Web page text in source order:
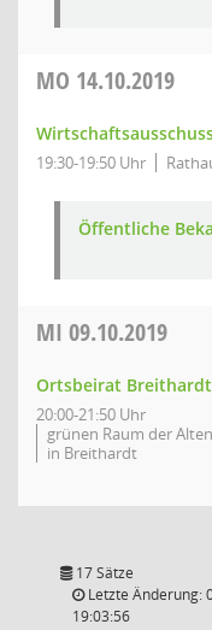
MO 14.10.2019
19:30-19:50 Uhr
Öffentliche
MI 09.10.2019
Ortsbeirat Breithardt
20:00-21:50 Uhr
grünen Raum der
in Breithardt
17 Sätze
Letzte Änderung:
19:03:56